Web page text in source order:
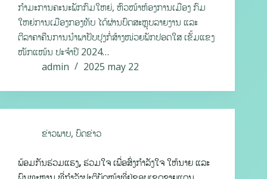
ກໍາມະການຄະນະພັກກົມໃຫຍ່, ຫົວໜ້າຫ້ອງການເມືອງ ກົມ
ໃຫຍ່ການເມືອງກອງທັບ ໄດ້ຜ່ານບົດສະຫຼຸບລາຍງານ ແລະ
ຕີລາຄາຄືນການນໍາພາປັບປຸງກໍ່ສ້າງໜ່ວຍພັກປອດໃສ ເຂັ້ມແຂງ
ໜັກແໜ້ນ ປະຈໍາປີ 2024…
admin
2025 may 22
ຂ່າວພາບ, ບົດຂ່າວ
ພ້ອມກັນຮ່ວມແຮງ, ຮ່ວມໃຈ ເພື່ອສົ່ງກໍາລັງໃຈ ໃຫ້ນາຍ ແລະ